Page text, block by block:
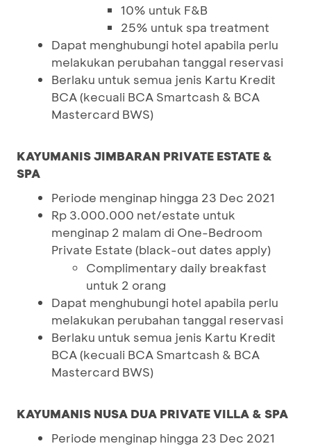
10% untuk F&B
25% untuk spa treatment
Dapat menghubungi hotel apabila perlu
melakukan perubahan tanggal reservasi
Berlaku untuk semua jenis Kartu Kredit
BCA (kecuali BCA Smartcash & BCA
Mastercard BWS)
KAYUMANIS JIMBARAN PRIVATE ESTATE &
SPA
Periode menginap hingga 23 Dec 2021
Rp 3.000.000 net/estate untuk
menginap 2 malam di One-Bedroom
Private Estate (black-out dates apply)
Complimentary daily breakfast
untuk 2 orang
Dapat menghubungi hotel apabila perlu
melakukan perubahan tanggal reservasi
Berlaku untuk semua jenis Kartu Kredit
BCA (kecuali BCA Smartcash & BCA
Mastercard BWS)
KAYUMANIS NUSA DUA PRIVATE VILLA & SPA
Periode menginap hingga 23 Dec 2021